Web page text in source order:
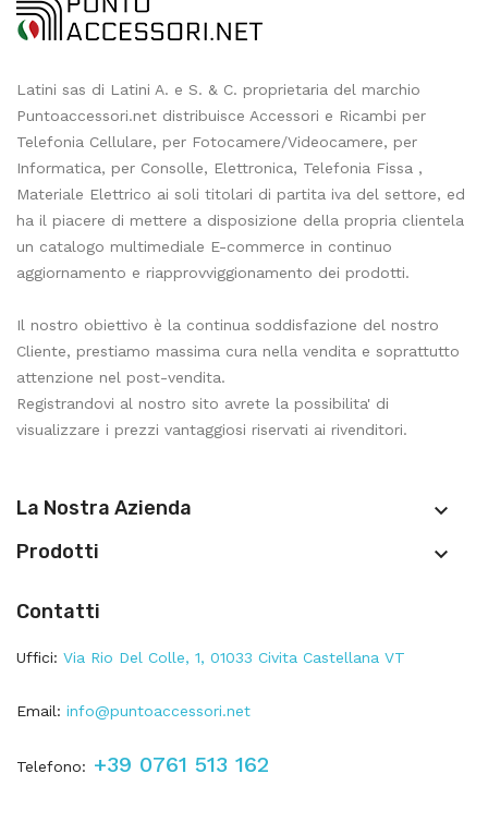
Latini sas di Latini A. e S. & C. proprietaria del marchio
Puntoaccessori.net distribuisce Accessori e Ricambi per
Telefonia Cellulare, per Fotocamere/Videocamere, per
Informatica, per Consolle, Elettronica, Telefonia Fissa ,
Materiale Elettrico ai soli titolari di partita iva del settore, ed
ha il piacere di mettere a disposizione della propria clientela
un catalogo multimediale E-commerce in continuo
aggiornamento e riapprovviggionamento dei prodotti.
Il nostro obiettivo è la continua soddisfazione del nostro
Cliente, prestiamo massima cura nella vendita e soprattutto
attenzione nel post-vendita.
Registrandovi al nostro sito avrete la possibilita' di
visualizzare i prezzi vantaggiosi riservati ai rivenditori.
La Nostra Azienda 
Prodotti 
Contatti
Uffici: Via Rio Del Colle, 1, 01033 Civita Castellana VT
Email: info@puntoaccessori.net
Telefono: +39 0761 513 162